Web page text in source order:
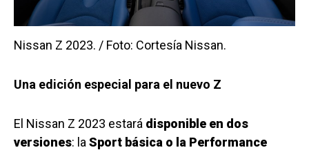
Nissan Z 2023. / Foto: Cortesía Nissan.
Una edición especial para el nuevo Z
El Nissan Z 2023 estará disponible en dos
versiones: la Sport básica o la Performance